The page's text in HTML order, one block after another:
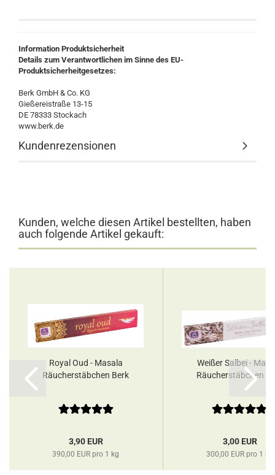
Information Produktsicherheit
Details zum Verantwortlichen im Sinne des EU-
Produktsicherheitgesetzes:
Berk GmbH & Co. KG
Gießereistraße 13-15
DE 78333 Stockach
www.berk.de
Kundenrezensionen
Kunden, welche diesen Artikel bestellten, haben
auch folgende Artikel gekauft:
Royal Oud - Masala
Räucherstäbchen Berk
3,90 EUR
390,00 EUR pro 1 kg
Weißer Salbei -
Räucherstäbchen
3,00 EUR
300,00 EUR pro 1 kg